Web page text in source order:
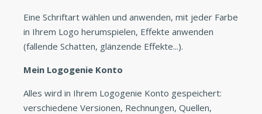
Eine Schriftart wählen und anwenden, mit jeder Farbe
in Ihrem Logo herumspielen, Effekte anwenden
(fallende Schatten, glänzende Effekte...).
Mein Logogenie Konto
Alles wird in Ihrem Logogenie Konto gespeichert:
verschiedene Versionen, Rechnungen, Quellen,